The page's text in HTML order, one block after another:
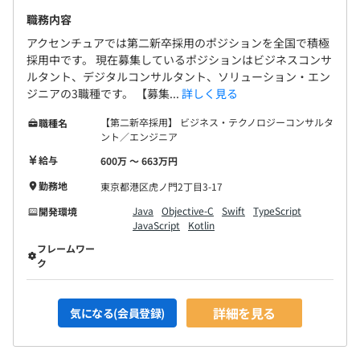
職務内容
アクセンチュアでは第二新卒採用のポジションを全国で積極
採用中です。 現在募集しているポジションはビジネスコンサ
ルタント、デジタルコンサルタント、ソリューション・エン
ジニアの3職種です。 【募集... 詳しく見る
職種名
【第二新卒採用】 ビジネス・テクノロジーコンサルタ
ント／エンジニア
給与
600万 〜 663万円
勤務地
東京都港区虎ノ門2丁目3-17
開発環境
Java Objective-C Swift
TypeScript
JavaScript
Kotlin
フレームワー
ク
気になる(会員登録) 詳細を見る